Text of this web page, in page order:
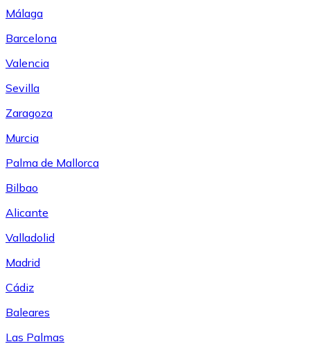
Málaga
Barcelona
Valencia
Sevilla
Zaragoza
Murcia
Palma de Mallorca
Bilbao
Alicante
Valladolid
Madrid
Cádiz
Baleares
Las Palmas